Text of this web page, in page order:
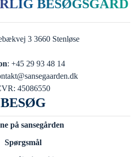
BESØGSGÅRD
3 3660 Stenløse
: +45 29 93 48 14
45086550
BESØG
på sansegården
Spørgsmål